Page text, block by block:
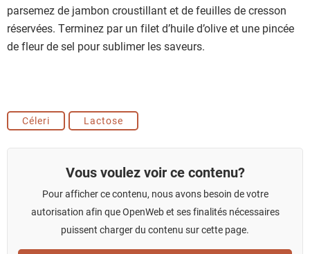
parsemez de jambon croustillant et de feuilles de cresson
réservées. Terminez par un filet d’huile d’olive et une pincée
de fleur de sel pour sublimer les saveurs.
Céleri Lactose
Vous voulez voir ce contenu?
Pour afficher ce contenu, nous avons besoin de votre
autorisation afin que OpenWeb et ses finalités nécessaires
puissent charger du contenu sur cette page.